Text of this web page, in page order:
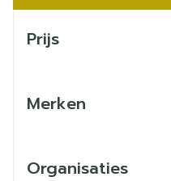
Prijs
Merken
Organisaties